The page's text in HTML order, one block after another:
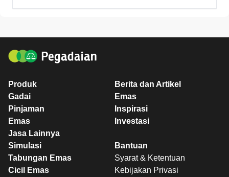
Produk
Gadai
Pinjaman
Emas
Jasa Lainnya
Berita dan Artikel
Emas
Inspirasi
Investasi
Simulasi
Tabungan Emas
Cicil Emas
Bantuan
Syarat & Ketentuan
Kebijakan Privasi